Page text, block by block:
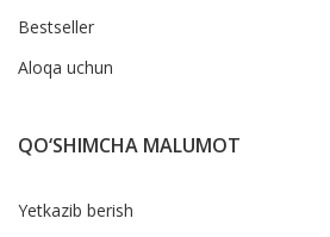
Bestseller
Aloqa uchun
QO‘SHIMCHA MALUMOT
Yetkazib berish